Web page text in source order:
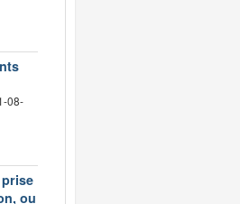
08-
ou